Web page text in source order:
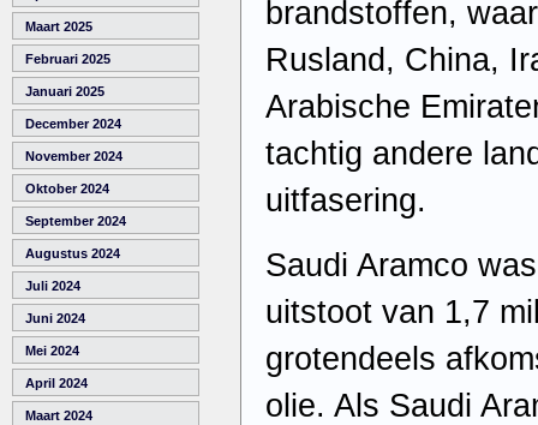
Maart 2025
Februari 2025
Januari 2025
December 2024
November 2024
Oktober 2024
September 2024
Augustus 2024
Juli 2024
Juni 2024
Mei 2024
April 2024
Maart 2024
brandstoffen,
Rusland, China,
Arabische
tachtig andere
uitfasering.
Saudi Aramco
uitstoot van 1,7
grotendeels
olie. Als Saudi